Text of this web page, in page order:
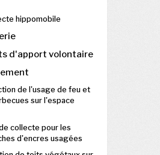
hippomobile
d'apport volontaire
de l'usage de feu et
sur l'espace
collecte pour les
d'encres usagées